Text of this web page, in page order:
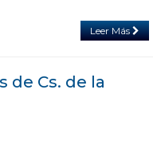
Leer Más
de Cs. de la